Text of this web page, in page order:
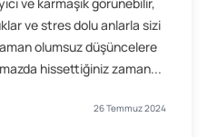
ve stres dolu anlarla sizi
olumsuz düşüncelere
hissettiğiniz zaman...
26 Temmuz 2024